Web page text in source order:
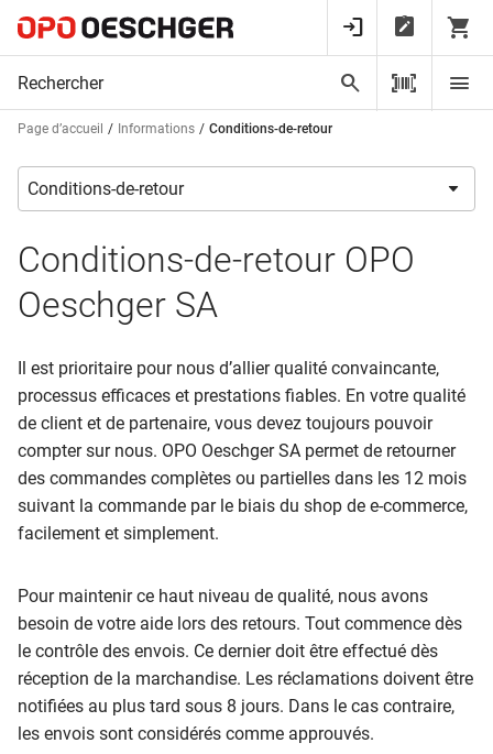
Page d’accueil Informations Conditions-de-retour
Conditions-de-retour OPO
Oeschger SA
Il est prioritaire pour nous d’allier qualité convaincante,
processus efficaces et prestations fiables. En votre qualité
de client et de partenaire, vous devez toujours pouvoir
compter sur nous. OPO Oeschger SA permet de retourner
des commandes complètes ou partielles dans les 12 mois
suivant la commande par le biais du shop de e-commerce,
facilement et simplement.
Pour maintenir ce haut niveau de qualité, nous avons
besoin de votre aide lors des retours. Tout commence dès
le contrôle des envois. Ce dernier doit être effectué dès
réception de la marchandise. Les réclamations doivent être
notifiées au plus tard sous 8 jours. Dans le cas contraire,
les envois sont considérés comme approuvés.